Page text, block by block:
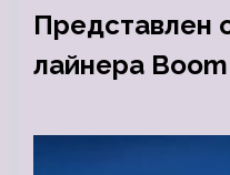
Представлен
лайнера